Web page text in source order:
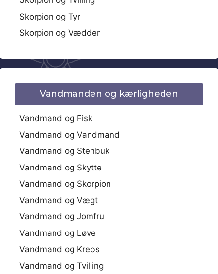
Skorpion og Tyr
Skorpion og Vædder
Vandmanden og kærligheden
Vandmand og Fisk
Vandmand og Vandmand
Vandmand og Stenbuk
Vandmand og Skytte
Vandmand og Skorpion
Vandmand og Vægt
Vandmand og Jomfru
Vandmand og Løve
Vandmand og Krebs
Vandmand og Tvilling